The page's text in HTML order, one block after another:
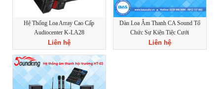
Hệ Thống Loa Array Cao Cấp
Audiocenter K-LA28
Liên hệ
Dàn Loa Âm Thanh CA Sound Tổ
Chức Sự Kiện Tiệc Cưới
Liên hệ